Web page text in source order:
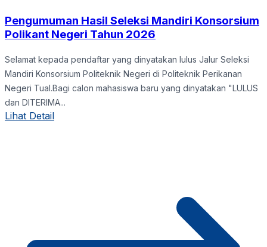
Pengumuman Hasil Seleksi Mandiri Konsorsium
Polikant Negeri Tahun 2026
Selamat kepada pendaftar yang dinyatakan lulus Jalur Seleksi
Mandiri Konsorsium Politeknik Negeri di Politeknik Perikanan
Negeri Tual.Bagi calon mahasiswa baru yang dinyatakan "LULUS
dan DITERIMA...
Lihat Detail